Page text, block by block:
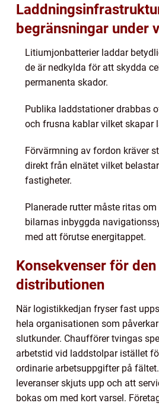
begränsningar under
Litiumjonbatterier laddar
de är nedkylda för att skydda
permanenta skador.
Publika laddstationer drabbas
och frusna kablar vilket skapar
Förvärmning av fordon kräver
direkt från elnätet vilket
fastigheter.
Planerade rutter måste ritas
bilarnas inbyggda
med att förutse energitappet.
Konsekvenser för
distributionen
När logistikkedjan fryser fast
hela organisationen som
slutkunder. Chaufförer tvingas
arbetstid vid laddstolpar istället
ordinarie arbetsuppgifter på
leveranser skjuts upp och att
bokas om med kort varsel.